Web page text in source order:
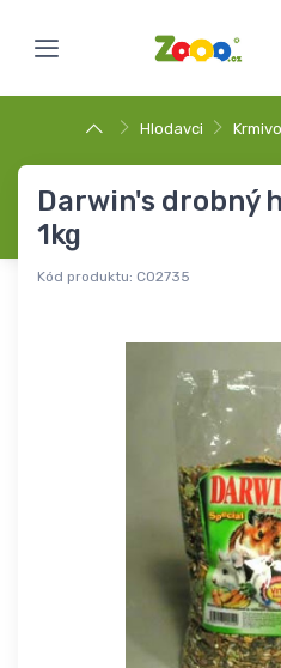
Hlodavci Krmivo
Darwin's drobný
1kg
Kód produktu: C02735